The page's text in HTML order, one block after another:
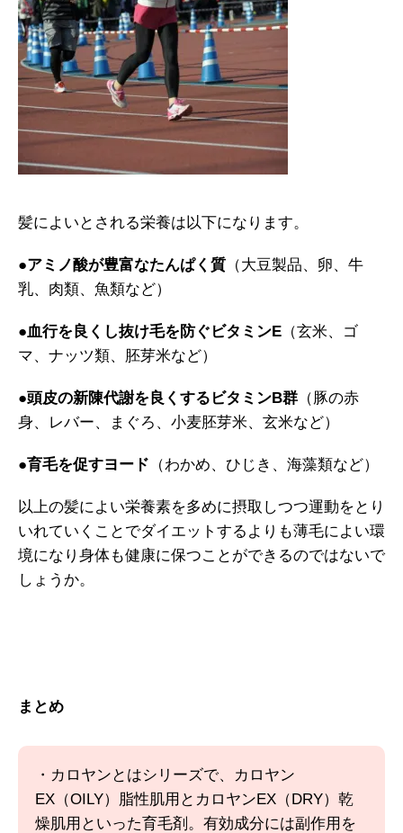
髪によいとされる栄養は以下になります。
●アミノ酸が豊富なたんぱく質 （大豆製品、卵、牛
乳、肉類、魚類など）
●血行を良くし抜け毛を防ぐビタミンE （玄米、ゴ
マ、ナッツ類、胚芽米など）
●頭皮の新陳代謝を良くするビタミンB群 （豚の赤
身、レバー、まぐろ、小麦胚芽米、玄米など）
●育毛を促すヨード （わかめ、ひじき、海藻類など）
以上の髪によい栄養素を多めに摂取しつつ運動をとり
いれていくことでダイエットするよりも薄毛によい環
境になり身体も健康に保つことができるのではないで
しょうか。
まとめ
・カロヤンとはシリーズで、カロヤン
EX（OILY）脂性肌用とカロヤンEX（DRY）乾
燥肌用といった育毛剤。有効成分には副作用を